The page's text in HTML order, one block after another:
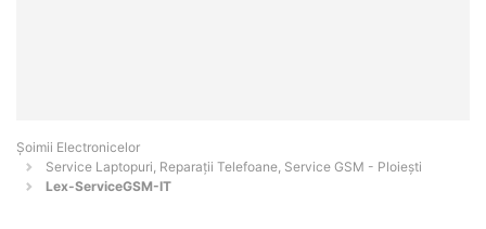
Șoimii Electronicelor
Service Laptopuri, Reparații Telefoane, Service GSM - Ploieşti
Lex-ServiceGSM-IT